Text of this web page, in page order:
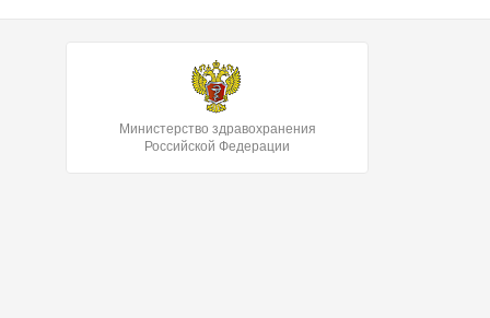
Министерство здравохранения
Российской Федерации